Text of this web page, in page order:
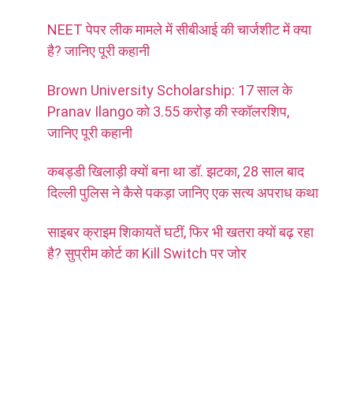
NEET पेपर लीक मामले में सीबीआई की चार्जशीट में क्या
है? जानिए पूरी कहानी
Brown University Scholarship: 17 साल के
Pranav Ilango को 3.55 करोड़ की स्कॉलरशिप,
जानिए पूरी कहानी
कबड्डी खिलाड़ी क्यों बना था डॉ. झटका, 28 साल बाद
दिल्ली पुलिस ने कैसे पकड़ा जानिए एक सत्य अपराध कथा
साइबर क्राइम शिकायतें घटीं, फिर भी खतरा क्यों बढ़ रहा
है? सुप्रीम कोर्ट का Kill Switch पर जोर